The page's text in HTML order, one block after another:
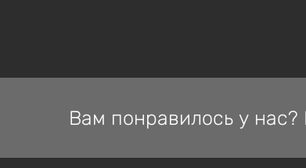
Вам понравилось у